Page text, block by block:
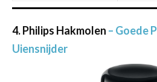
4. Philips Hakmolen – Goede
Uiensnijder